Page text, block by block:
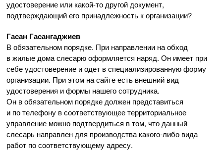
удостоверение или какой-то другой документ,
подтверждающий его принадлежность к организации?
Гасан Гасангаджиев
В обязательном порядке. При направлении на обход
в жилые дома слесарю оформляется наряд. Он имеет при
себе удостоверение и одет в специализированную форму
организации. При этом на сайте есть внешний вид
удостоверения и формы нашего сотрудника.
Он в обязательном порядке должен представиться
и по телефону в соответствующее территориальное
управление можно подтвердиться в том, что данный
слесарь направлен для производства какого-либо вида
работ по соответствующему адресу.